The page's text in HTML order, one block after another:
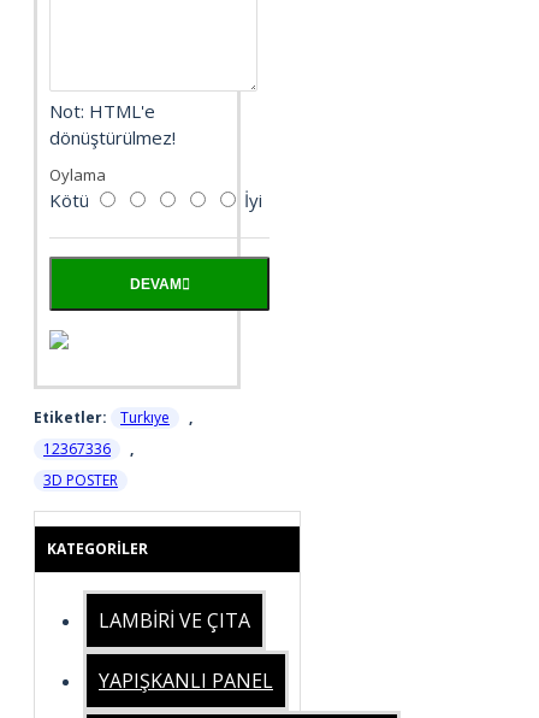
Not: HTML'e
dönüştürülmez!
Oylama
Kötü İyi
DEVAM
Etiketler: Turkıye
,
12367336
,
3D POSTER
KATEGORILER
LAMBİRİ VE ÇITA
YAPIŞKANLI PANEL